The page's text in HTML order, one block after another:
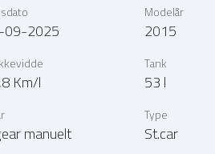
2025
Modelår
2015
Km/l
Tank
53 l
manuelt
Type
St.car